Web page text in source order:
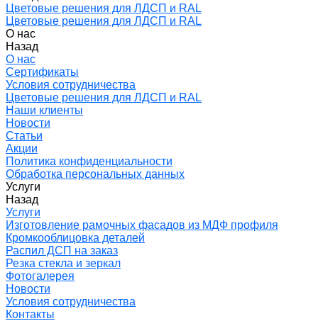
Цветовые решения для ЛДСП и RAL
Цветовые решения для ЛДСП и RAL
О нас
Назад
О нас
Сертификаты
Условия сотрудничества
Цветовые решения для ЛДСП и RAL
Наши клиенты
Новости
Статьи
Акции
Политика конфиденциальности
Обработка персональных данных
Услуги
Назад
Услуги
Изготовление рамочных фасадов из МДФ профиля
Кромкооблицовка деталей
Распил ДСП на заказ
Резка стекла и зеркал
Фотогалерея
Новости
Условия сотрудничества
Контакты